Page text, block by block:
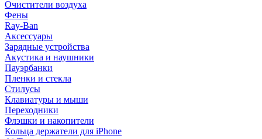
Очистители воздуха
Фены
Ray-Ban
Аксессуары
Зарядные устройства
Акустика и наушники
Пауэрбанки
Пленки и стекла
Стилусы
Клавиатуры и мыши
Переходники
Флэшки и накопители
Кольца держатели для iPhone